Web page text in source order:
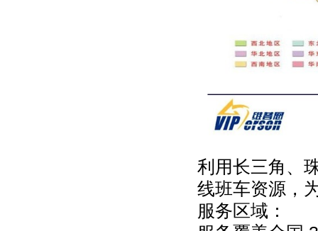
利用长三角、
线班车资源，
服务区域：